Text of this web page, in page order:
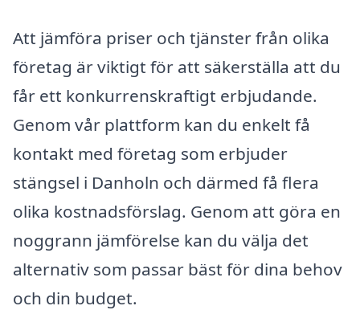
Att jämföra priser och tjänster från olika
företag är viktigt för att säkerställa att du
får ett konkurrenskraftigt erbjudande.
Genom vår plattform kan du enkelt få
kontakt med företag som erbjuder
stängsel i Danholn och därmed få flera
olika kostnadsförslag. Genom att göra en
noggrann jämförelse kan du välja det
alternativ som passar bäst för dina behov
och din budget.